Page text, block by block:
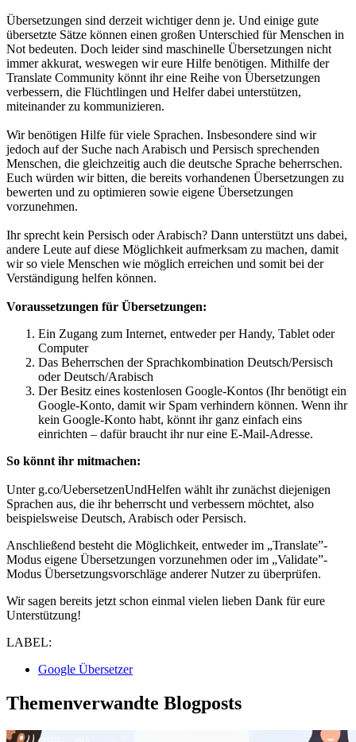
Übersetzungen sind derzeit wichtiger denn je. Und einige gute
übersetzte Sätze können einen großen Unterschied für Menschen in
Not bedeuten. Doch leider sind maschinelle Übersetzungen nicht
immer akkurat, weswegen wir eure Hilfe benötigen. Mithilfe der
Translate Community könnt ihr eine Reihe von Übersetzungen
verbessern, die Flüchtlingen und Helfer dabei unterstützen,
miteinander zu kommunizieren.
Wir benötigen Hilfe für viele Sprachen. Insbesondere sind wir
jedoch auf der Suche nach Arabisch und Persisch sprechenden
Menschen, die gleichzeitig auch die deutsche Sprache beherrschen.
Euch würden wir bitten, die bereits vorhandenen Übersetzungen zu
bewerten und zu optimieren sowie eigene Übersetzungen
vorzunehmen.
Ihr sprecht kein Persisch oder Arabisch? Dann unterstützt uns dabei,
andere Leute auf diese Möglichkeit aufmerksam zu machen, damit
wir so viele Menschen wie möglich erreichen und somit bei der
Verständigung helfen können.
Voraussetzungen für Übersetzungen:
Ein Zugang zum Internet, entweder per Handy, Tablet oder
Computer
Das Beherrschen der Sprachkombination Deutsch/Persisch
oder Deutsch/Arabisch
Der Besitz eines kostenlosen Google-Kontos (Ihr benötigt ein
Google-Konto, damit wir Spam verhindern können. Wenn ihr
kein Google-Konto habt, könnt ihr ganz einfach eins
einrichten ‒ dafür braucht ihr nur eine E-Mail-Adresse.
So könnt ihr mitmachen:
Unter g.co/UebersetzenUndHelfen wählt ihr zunächst diejenigen
Sprachen aus, die ihr beherrscht und verbessern möchtet, also
beispielsweise Deutsch, Arabisch oder Persisch.
Anschließend besteht die Möglichkeit, entweder im „Translate”-
Modus eigene Übersetzungen vorzunehmen oder im „Validate”-
Modus Übersetzungsvorschläge anderer Nutzer zu überprüfen.
Wir sagen bereits jetzt schon einmal vielen lieben Dank für eure
Unterstützung!
LABEL:
Google Übersetzer
Themenverwandte Blogposts